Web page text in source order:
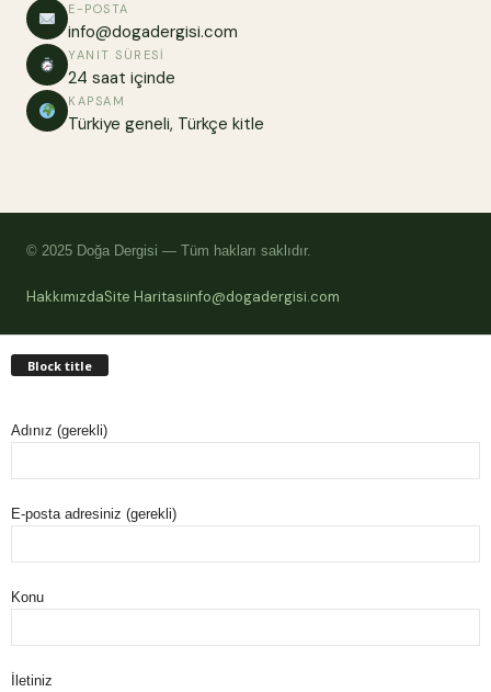
E-POSTA
info@dogadergisi.com
YANIT SÜRESI
24 saat içinde
KAPSAM
Türkiye geneli, Türkçe kitle
© 2025 Doğa Dergisi — Tüm hakları saklıdır.
HakkımızdaSite Haritasıinfo@dogadergisi.com
Block title
Adınız (gerekli)
E-posta adresiniz (gerekli)
Konu
İletiniz